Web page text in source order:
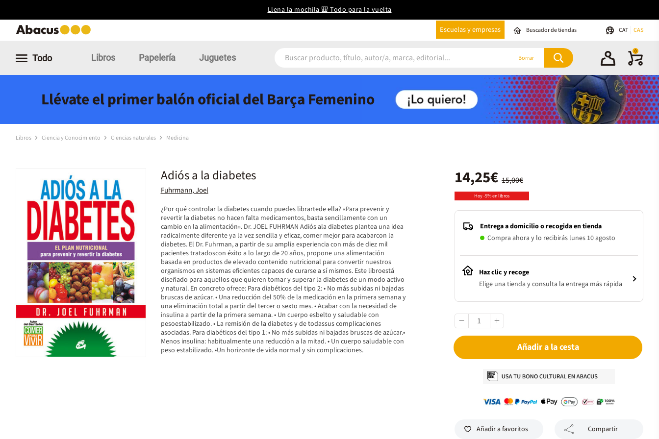
Llena la mochila 🎒 Todo para la vuelta
Escuelas y empresas Buscador de tiendas CAT CAS
Todo Libros Papelería Juguetes Borrar
0
Llévate el primer balón oficial del Barça Femenino
Libros Ciencia y Conocimiento Ciencias naturales Medicina
Adiós a la diabetes
Fuhrmann, Joel
¿Por qué controlar la diabetes cuando puedes librartede ella? «Para prevenir y
revertir la diabetes no hacen falta medicamentos, basta sencillamente con un
cambio en la alimentación». Dr. JOEL FUHRMAN Adiós ala diabetes plantea una idea
radicalmente diferente ya la vez sencilla y eficaz, comer mejor para acabarcon la
diabetes. El Dr. Fuhrman, a partir de su amplia experiencia con más de diez mil
pacientes tratadoscon éxito a lo largo de 20 años, propone una alimentación
basada en productos de elevado contenido nutricional para convertir nuestros
organismos en sistemas eficientes capaces de curarse a sí mismos. Este libroestá
diseñado para aquellos que quieren tomar y superar la diabetes de un modo activo
y natural. En concreto ofrece: Para diabéticos del tipo 2: • No más subidas ni bajadas
bruscas de azúcar. • Una reducción del 50% de la medicación en la primera semana y
una eliminación total a partir del tercer o sexto mes. • Acabar con la necesidad de
insulina a partir de la primera semana. • Un cuerpo esbelto y saludable con
pesoestabilizado. • La remisión de la diabetes y de todassus complicaciones
asociadas. Para diabéticos del tipo 1: • No más subidas ni bajadas bruscas de azúcar.•
Menos insulina: habitualmente una reducción a la mitad. • Un cuerpo saludable con
peso estabilizado. •Un horizonte de vida normal y sin complicaciones.
15,00€
14,25€
Hoy -5% en libros
Entrega a domicilio o recogida en tienda
Compra ahora y lo recibirás lunes 10 agosto
Haz clic y recoge
Elige una tienda y consulta la entrega más rápida
Añadir a la cesta
Añadir a favoritos Compartir